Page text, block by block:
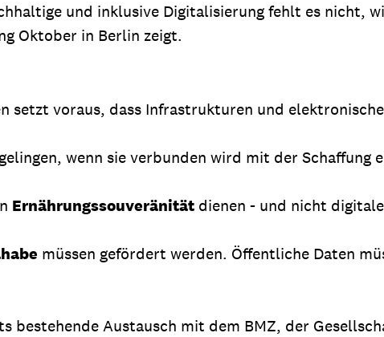
und inklusive Digitalisierung fehlt es nicht,
Oktober in Berlin zeigt.
setzt voraus, dass Infrastrukturen und
wenn sie verbunden wird mit der Schaffung
Ernährungssouveränität dienen - und nicht
müssen gefördert werden. Öffentliche Daten
Austausch mit dem BMZ, der